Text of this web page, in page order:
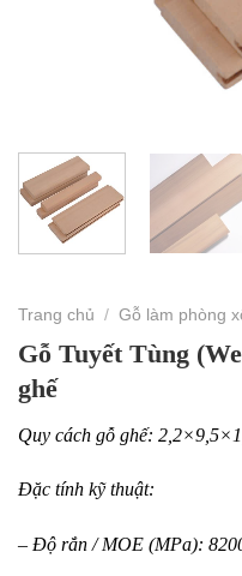
Trang chủ / Gỗ làm phòng
Gỗ Tuyết Tùng
ghế
Quy cách gỗ ghế:
Đặc tính kỹ thuật:
– Độ rắn / MOE (MPa):